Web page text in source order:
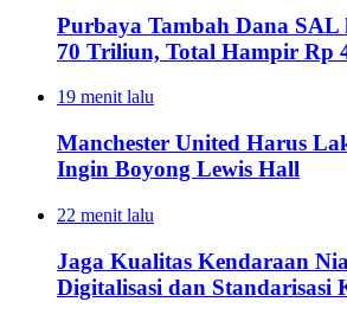
Purbaya Tambah Dana
70 Triliun, Total Hampir Rp
19 menit lalu
Manchester United Harus
Ingin Boyong Lewis Hall
22 menit lalu
Jaga Kualitas Kendaraan
Digitalisasi dan Standarisasi